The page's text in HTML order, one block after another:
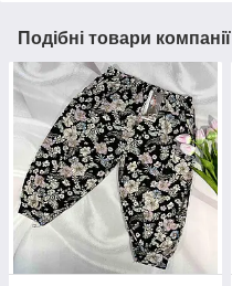
Подібні товари компанії